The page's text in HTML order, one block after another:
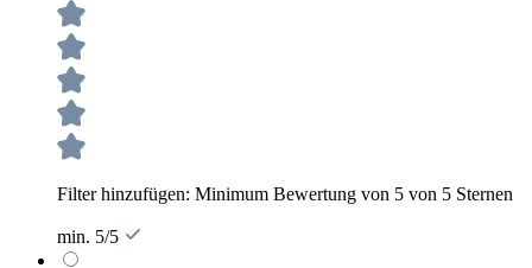
Filter hinzufügen: Minimum Bewertung von 5 von 5 Sternen
min. 5/5